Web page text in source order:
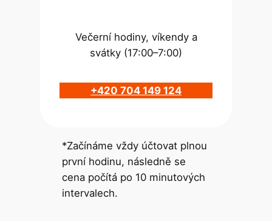
Večerní hodiny, víkendy a
svátky (17:00–7:00)
+420 704 149 124
*Začínáme vždy účtovat plnou
první hodinu, následně se
cena počítá po 10 minutových
intervalech.